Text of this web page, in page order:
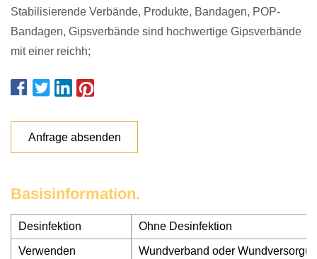
Stabilisierende Verbände, Produkte, Bandagen, POP-
Bandagen, Gipsverbände sind hochwertige Gipsverbände
mit einer reichh;
Anfrage absenden
Basisinformation.
Desinfektion Ohne Desinfektion
Verwenden Wundverband oder